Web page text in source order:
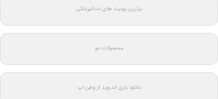
برترین یونیت های دندانپزشکی
محصولات مو
دانلود بازی اندروید از وطن اپ